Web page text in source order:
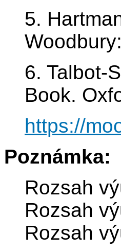
5.
6. Talbot-
Book.
https://
Poznámka:
Rozsah
Rozsah
Rozsah